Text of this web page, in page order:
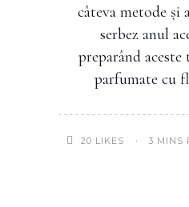
câteva metode și
serbez anul
preparând
parfumate cu
20 LIKES 3 MINS